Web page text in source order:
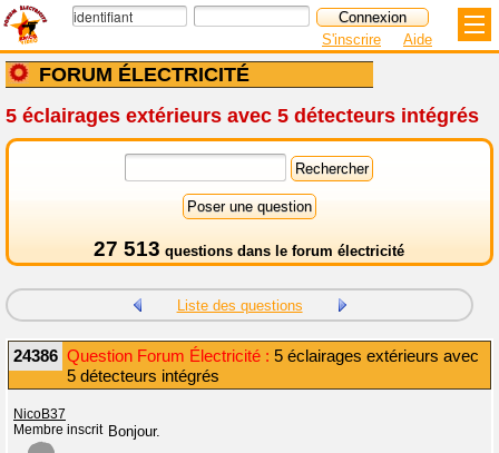
FORUM ÉLECTRICITÉ
S'inscrire Aide
5 éclairages extérieurs avec 5 détecteurs intégrés
27 513 questions dans le forum électricité
Liste des questions
24386 Question Forum Électricité : 5 éclairages extérieurs avec
5 détecteurs intégrés
NicoB37
Membre inscrit Bonjour.